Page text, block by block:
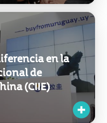
en la
de
(CIIE)